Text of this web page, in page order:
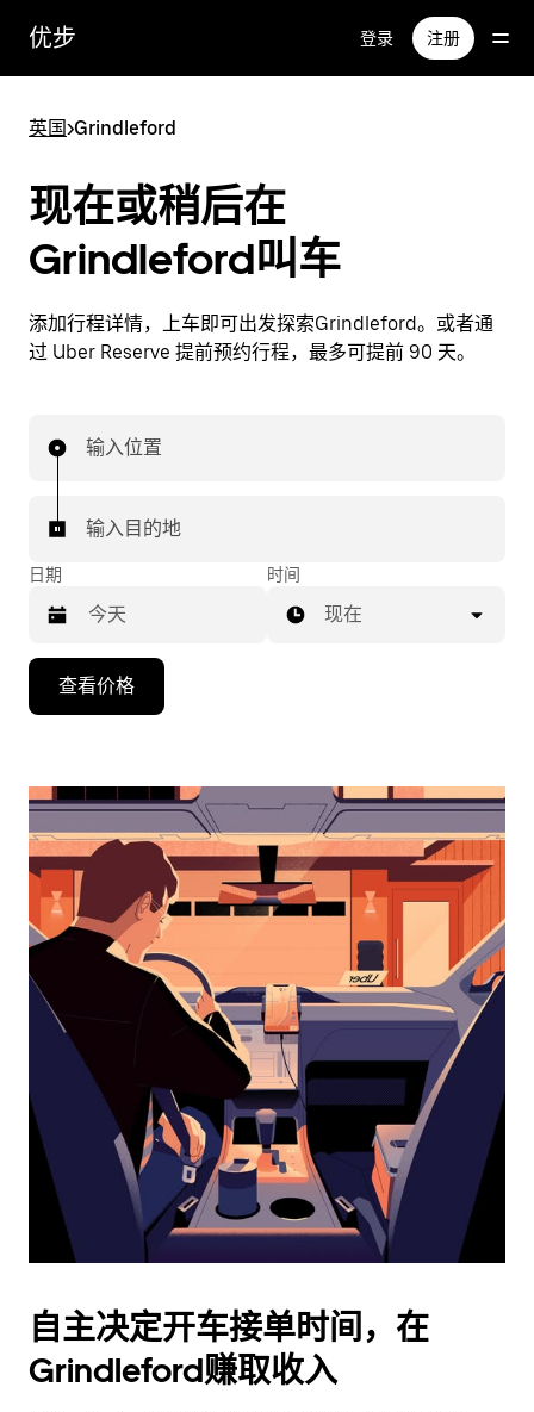
优步 登录 注册
英国>Grindleford
现在或稍后在
Grindleford叫车
添加行程详情，上车即可出发探索Grindleford。或者通
过 Uber Reserve 提前预约行程，最多可提前 90 天。
输入位置
输入目的地
日期
向
头
浏
日
并
期。
按
退
闭
日
历。
时间
现在
查看价格
自主决定开车接单时间，在
Grindleford赚取收入